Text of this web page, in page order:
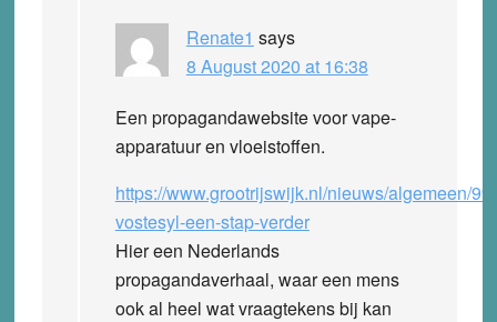
Renate1 says
8 August 2020 at 16:38
Een propagandawebsite voor vape-
apparatuur en vloeistoffen.
https://www.grootrijswijk.nl/nieuws/algemeen/
vostesyl-een-stap-verder
Hier een Nederlands
propagandaverhaal, waar een mens
ook al heel wat vraagtekens bij kan